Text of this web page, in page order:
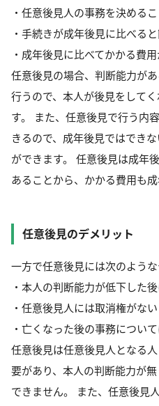
・任意後見人の事務を決める
・手続きが成年後見に比べる
・成年後見に比べてかかる費
任意後見の場合、判断能力が
行うので、本人が後見をして
す。 また、任意後見で行う内
きるので、成年後見ではでき
ができます。 任意後見は成年
あることから、かかる費用も
任意後見のデメリット
一方で任意後見には次のような
・本人の判断能力が低下した
・任意後見人には取消権がない
・亡くなった後の事務につい
任意後見は任意後見人となる
要があり、本人の判断能力が
できません。 また、任意後見